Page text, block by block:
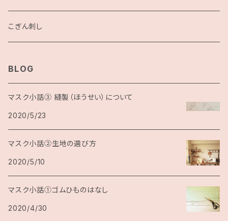
こぎん刺し
こぎん刺し
BLOG
マスク小話③ 縫製（ほうせい）について
2020/5/23
マスク小話②生地の選び方
2020/5/10
マスク小話①ゴムひものはなし
2020/4/30